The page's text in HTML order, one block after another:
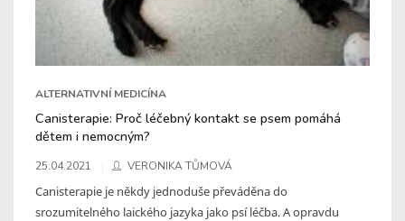
ALTERNATIVNÍ MEDICÍNA
Canisterapie: Proč léčebný kontakt se psem pomáhá
dětem i nemocným?
25.04.2021 VERONIKA TŮMOVÁ
Canisterapie je někdy jednoduše převáděna do
srozumitelného laického jazyka jako psí léčba. A opravdu